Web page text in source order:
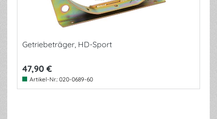
Getriebeträger, HD-Sport
47,90 €
Artikel-Nr.: 020-0689-60